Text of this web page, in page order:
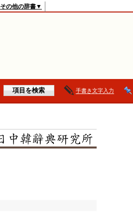
その他の辞書▼
手書き文字入力